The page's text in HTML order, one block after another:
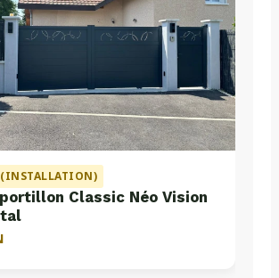
Classic Néo Vision